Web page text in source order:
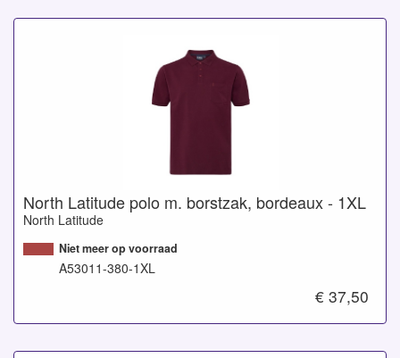
North Latitude polo m. borstzak, bordeaux - 1XL
North Latitude
Niet meer op voorraad
A53011-380-1XL
€ 37,50